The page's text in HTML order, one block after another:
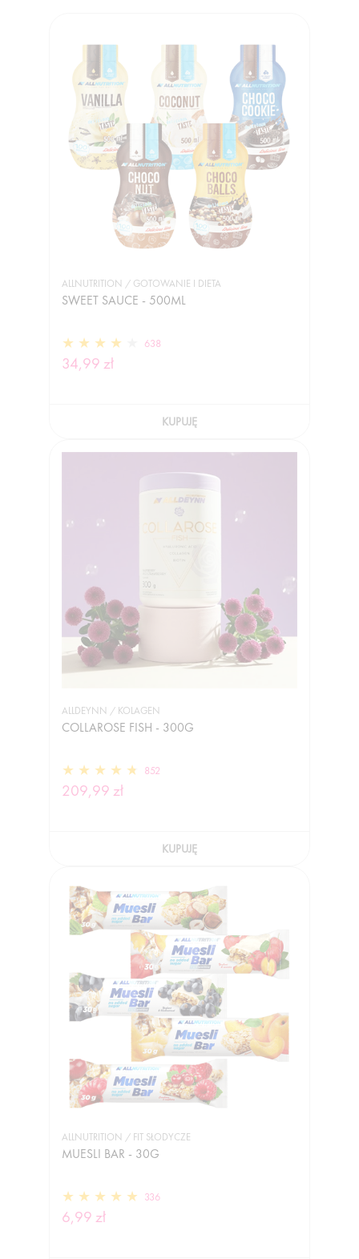
ALLNUTRITION / GOTOWANIE I DIETA
SWEET SAUCE - 500ML
638
34,99 zł
KUPUJĘ
ALLDEYNN / KOLAGEN
COLLAROSE FISH - 300G
852
209,99 zł
KUPUJĘ
ALLNUTRITION / FIT SŁODYCZE
MUESLI BAR - 30G
336
6,99 zł